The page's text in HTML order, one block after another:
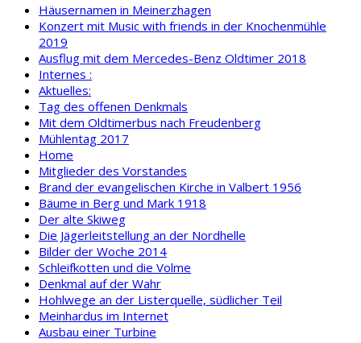
Häusernamen in Meinerzhagen
Konzert mit Music with friends in der Knochenmühle
2019
Ausflug mit dem Mercedes-Benz Oldtimer 2018
Internes :
Aktuelles:
Tag des offenen Denkmals
Mit dem Oldtimerbus nach Freudenberg
Mühlentag 2017
Home
Mitglieder des Vorstandes
Brand der evangelischen Kirche in Valbert 1956
Bäume in Berg und Mark 1918
Der alte Skiweg
Die Jägerleitstellung an der Nordhelle
Bilder der Woche 2014
Schleifkotten und die Volme
Denkmal auf der Wahr
Hohlwege an der Listerquelle, südlicher Teil
Meinhardus im Internet
Ausbau einer Turbine